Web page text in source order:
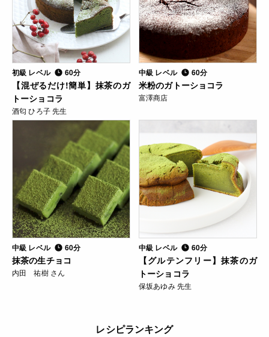
初級 レベル 60分
【混ぜるだけ!簡単】抹茶のガ
トーショコラ
酒匂 ひろ子 先生
中級 レベル 60分
米粉のガトーショコラ
富澤商店
中級 レベル 60分
抹茶の生チョコ
内田 祐樹 さん
中級 レベル 60分
【グルテンフリー】抹茶のガ
トーショコラ
保坂あゆみ 先生
レシピランキング